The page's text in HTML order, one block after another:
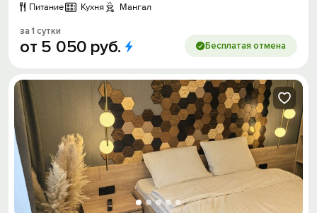
Питание
Кухня Мангал
за 1 сутки
от 5 050 руб. Бесплатая отмена